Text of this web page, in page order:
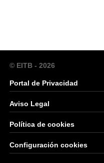
© EITB - 2026
Portal de Privacidad
Aviso Legal
Política de cookies
Configuración cookies